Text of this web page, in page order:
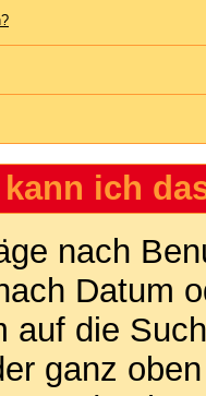
kann ich
nach
Datum
auf die
ganz